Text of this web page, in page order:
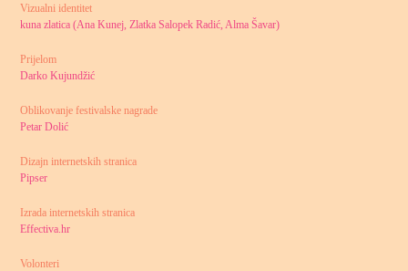
Vizualni identitet
kuna zlatica (Ana Kunej, Zlatka Salopek Radić, Alma Šavar)
Prijelom
Darko Kujundžić
Oblikovanje festivalske nagrade
Petar Dolić
Dizajn internetskih stranica
Pipser
Izrada internetskih stranica
Effectiva.hr
Volonteri